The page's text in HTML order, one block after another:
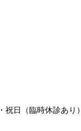
祝日（臨時休診あり）